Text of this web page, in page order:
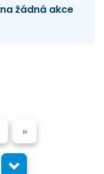
žádná akce
»